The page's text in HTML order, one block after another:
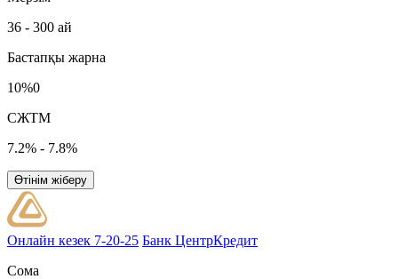
36 - 300 ай
Бастапқы жарна
10%0
СЖТМ
7.2% - 7.8%
Өтінім жіберу
Онлайн кезек 7-20-25 Банк ЦентрКредит
Сома